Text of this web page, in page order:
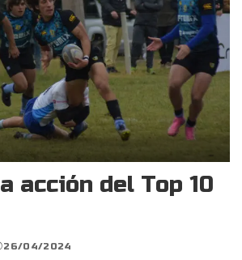
acción del Top 10
26/04/2024